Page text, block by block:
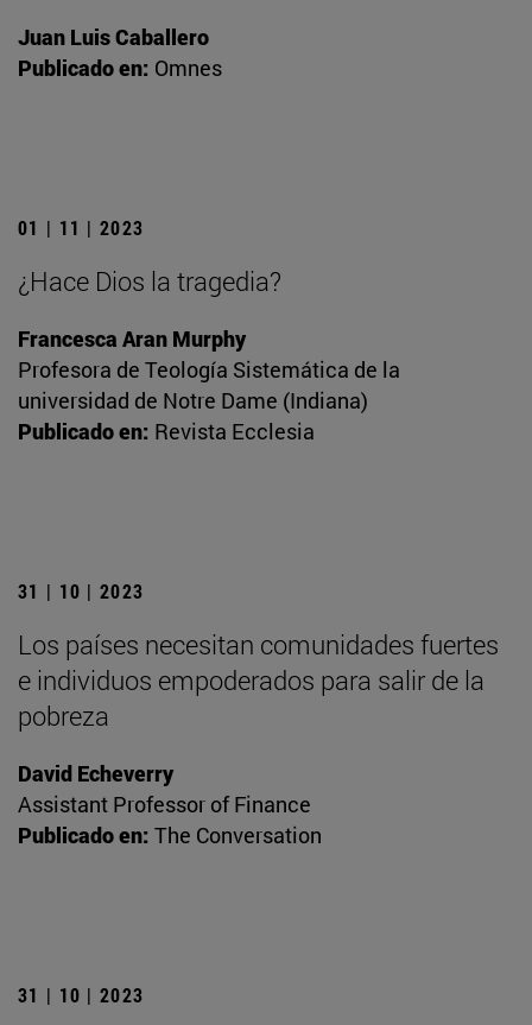
Juan Luis Caballero
Publicado en: Omnes
01 | 11 | 2023
¿Hace Dios la tragedia?
Francesca Aran Murphy
Profesora de Teología Sistemática de la
universidad de Notre Dame (Indiana)
Publicado en: Revista Ecclesia
31 | 10 | 2023
Los países necesitan comunidades fuertes
e individuos empoderados para salir de la
pobreza
David Echeverry
Assistant Professor of Finance
Publicado en: The Conversation
31 | 10 | 2023